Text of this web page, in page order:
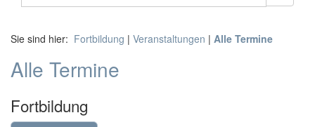
Sie sind hier: Fortbildung | Veranstaltungen | Alle Termine
Alle Termine
Fortbildung